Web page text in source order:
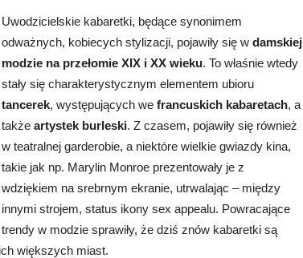
Uwodzicielskie kabaretki, będące synonimem
odważnych, kobiecych stylizacji, pojawiły się w damskiej
modzie na przełomie XIX i XX wieku. To właśnie wtedy
stały się charakterystycznym elementem ubioru
tancerek, występujących we francuskich kabaretach, a
także artystek burleski. Z czasem, pojawiły się również
w teatralnej garderobie, a niektóre wielkie gwiazdy kina,
takie jak np. Marylin Monroe prezentowały je z
wdziękiem na srebrnym ekranie, utrwalając – między
innymi strojem, status ikony sex appealu. Powracające
trendy w modzie sprawiły, że dziś znów kabaretki są
większych miast.